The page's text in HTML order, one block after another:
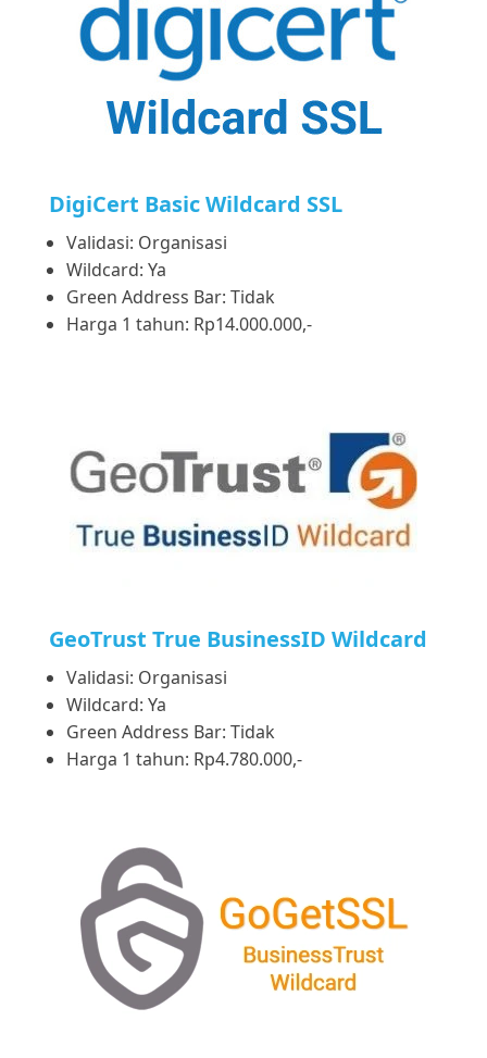
DigiCert Basic Wildcard SSL
Validasi: Organisasi
Wildcard: Ya
Green Address Bar: Tidak
Harga 1 tahun: Rp14.000.000,-
GeoTrust True BusinessID Wildcard
Validasi: Organisasi
Wildcard: Ya
Green Address Bar: Tidak
Harga 1 tahun: Rp4.780.000,-